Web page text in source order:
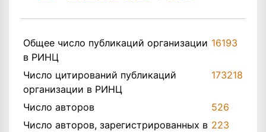
Общее число публикаций организации
в РИНЦ
16193
Число цитирований публикаций
организации в РИНЦ
173218
Число авторов
526
Число авторов, зарегистрированных в 223